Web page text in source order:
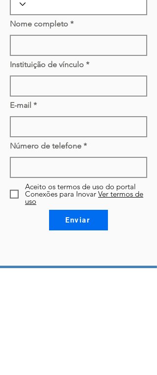
Nome completo
Instituição de vínculo
E-mail
Número de telefone
Aceito os termos de uso do portal
Conexões para Inovar Ver termos de
uso
Enviar